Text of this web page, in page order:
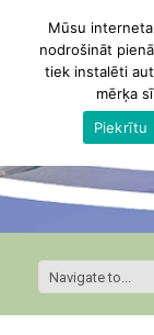
Mūsu
nodrošināt
tiek instalēti
mērķa
Piekrītu